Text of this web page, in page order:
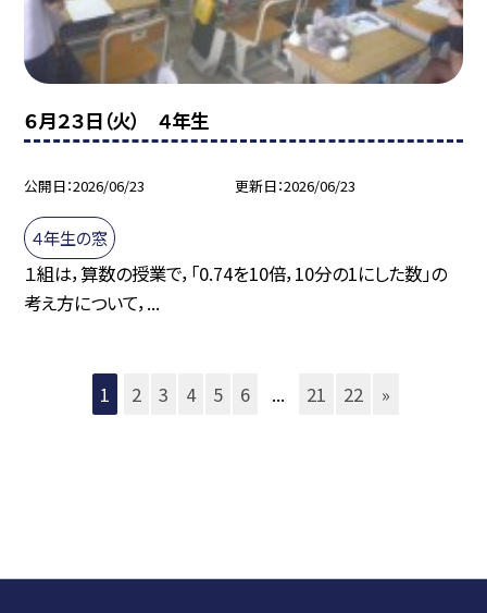
６月２３日（火） ４年生
公開日 2026/06/23 更新日 2026/06/23
４年生の窓
１組は，算数の授業で，「0.74を10倍，10分の1にした数」の
考え方について，...
1 2 3 4 5 6 ... 21 22 »